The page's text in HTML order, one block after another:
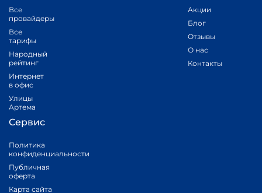
Все
провайдеры
Все
тарифы
Народный
рейтинг
Интернет
в офис
Улицы
Артема
Акции
Блог
Отзывы
О нас
Контакты
Сервис
Политика
конфиденциальности
Публичная
оферта
Карта сайта